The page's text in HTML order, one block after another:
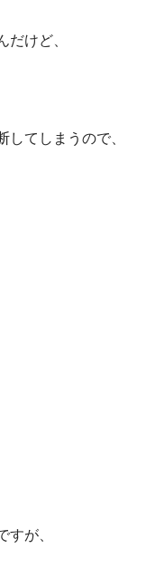
だけど、
てしまうので、
すが、